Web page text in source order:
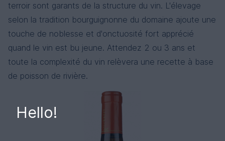
terroir sont garants de la structure du vin. L'élevage
selon la tradition bourguignonne du domaine ajoute une
touche de noblesse et d'onctuosité fort apprécié
quand le vin est bu jeune. Attendez 2 ou 3 ans et
toute la complexité du vin relèvera une recette à base
de poisson de rivière.
Hello!